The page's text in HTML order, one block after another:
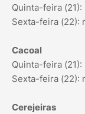
Quinta-feira (21):
Sexta-feira (22):
Cacoal
Quinta-feira (21):
Sexta-feira (22):
Cerejeiras